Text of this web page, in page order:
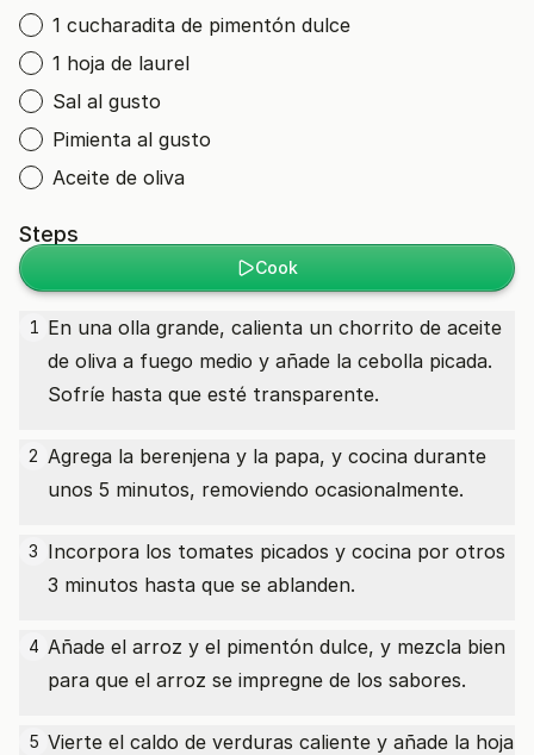
1 cucharadita de pimentón dulce
1 hoja de laurel
Sal al gusto
Pimienta al gusto
Aceite de oliva
Steps
Cook
1 En una olla grande, calienta un chorrito de aceite
de oliva a fuego medio y añade la cebolla picada.
Sofríe hasta que esté transparente.
2 Agrega la berenjena y la papa, y cocina durante
unos 5 minutos, removiendo ocasionalmente.
3 Incorpora los tomates picados y cocina por otros
3 minutos hasta que se ablanden.
4 Añade el arroz y el pimentón dulce, y mezcla bien
para que el arroz se impregne de los sabores.
5 Vierte el caldo de verduras caliente y añade la hoja